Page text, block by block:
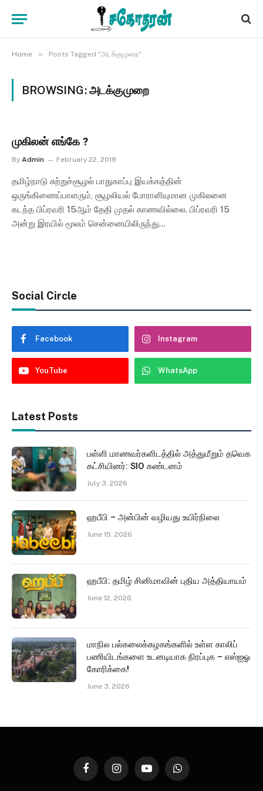
Home » Posts Tagged "அடக்குமுறை"
BROWSING:அடக்குமுறை
முகிலன் எங்கே ?
By Admin February 22, 2019
தமிழ்நாடு சுற்றுச்சூழல் பாதுகாப்பு இயக்கத்தின்
ஒருங்கிணைப்பாளரும், சூழலியல் போராளியுமான முகிலனை
கடந்த பிப்ரவரி 15ஆம் தேதி முதல் காணவில்லை. பிப்ரவரி 15
அன்று இரயில் மூலம் சென்னையிலிருந்து…
Social Circle
Facebook Instagram
YouTube WhatsApp
Latest Posts
பள்ளி மாணவர்களிடத்தில் அத்துமீறும் தவெக
கட்சியினர்: SIO கண்டனம்
July 3, 2026
ஹபீபி – அன்பின் வழியது உயிர்நிலை
June 15, 2026
ஹபீபி: தமிழ் சினிமாவின் புதிய அத்தியாயம்
June 12, 2026
மாநில பல்கலைக்கழகங்களில் உள்ள காலிப்
பணியிடங்களை உடனடியாக நிரப்புக – எஸ்ஐஓ
கோரிக்கை!
June 3, 2026
FacebookInstagramYouTubeWhatsApp